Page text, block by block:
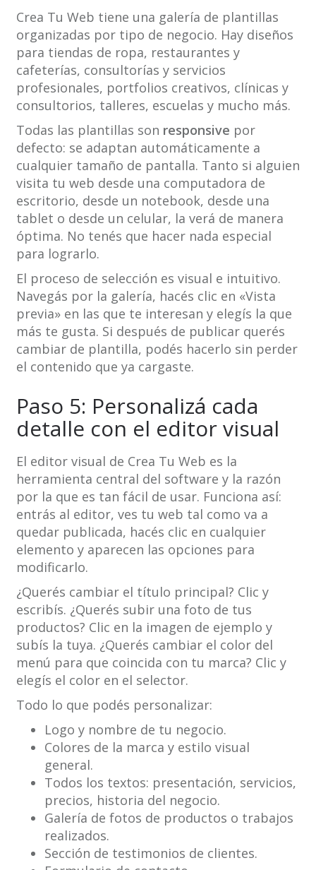
Crea Tu Web tiene una galería de plantillas
organizadas por tipo de negocio. Hay diseños
para tiendas de ropa, restaurantes y
cafeterías, consultorías y servicios
profesionales, portfolios creativos, clínicas y
consultorios, talleres, escuelas y mucho más.
Todas las plantillas son responsive por
defecto: se adaptan automáticamente a
cualquier tamaño de pantalla. Tanto si alguien
visita tu web desde una computadora de
escritorio, desde un notebook, desde una
tablet o desde un celular, la verá de manera
óptima. No tenés que hacer nada especial
para lograrlo.
El proceso de selección es visual e intuitivo.
Navegás por la galería, hacés clic en «Vista
previa» en las que te interesan y elegís la que
más te gusta. Si después de publicar querés
cambiar de plantilla, podés hacerlo sin perder
el contenido que ya cargaste.
Paso 5: Personalizá cada
detalle con el editor visual
El editor visual de Crea Tu Web es la
herramienta central del software y la razón
por la que es tan fácil de usar. Funciona así:
entrás al editor, ves tu web tal como va a
quedar publicada, hacés clic en cualquier
elemento y aparecen las opciones para
modificarlo.
¿Querés cambiar el título principal? Clic y
escribís. ¿Querés subir una foto de tus
productos? Clic en la imagen de ejemplo y
subís la tuya. ¿Querés cambiar el color del
menú para que coincida con tu marca? Clic y
elegís el color en el selector.
Todo lo que podés personalizar:
Logo y nombre de tu negocio.
Colores de la marca y estilo visual
general.
Todos los textos: presentación, servicios,
precios, historia del negocio.
Galería de fotos de productos o trabajos
realizados.
Sección de testimonios de clientes.